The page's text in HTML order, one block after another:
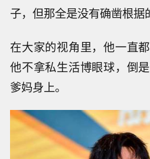
等他好不容易养好伤再出
把他忘得差不多了。
说了这么多事业上的坎坷
生活，在这个随便吃个饭